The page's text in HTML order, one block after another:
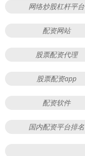
网络炒股杠杆平台
配资网站
股票配资代理
股票配资app
配资软件
国内配资平台排名